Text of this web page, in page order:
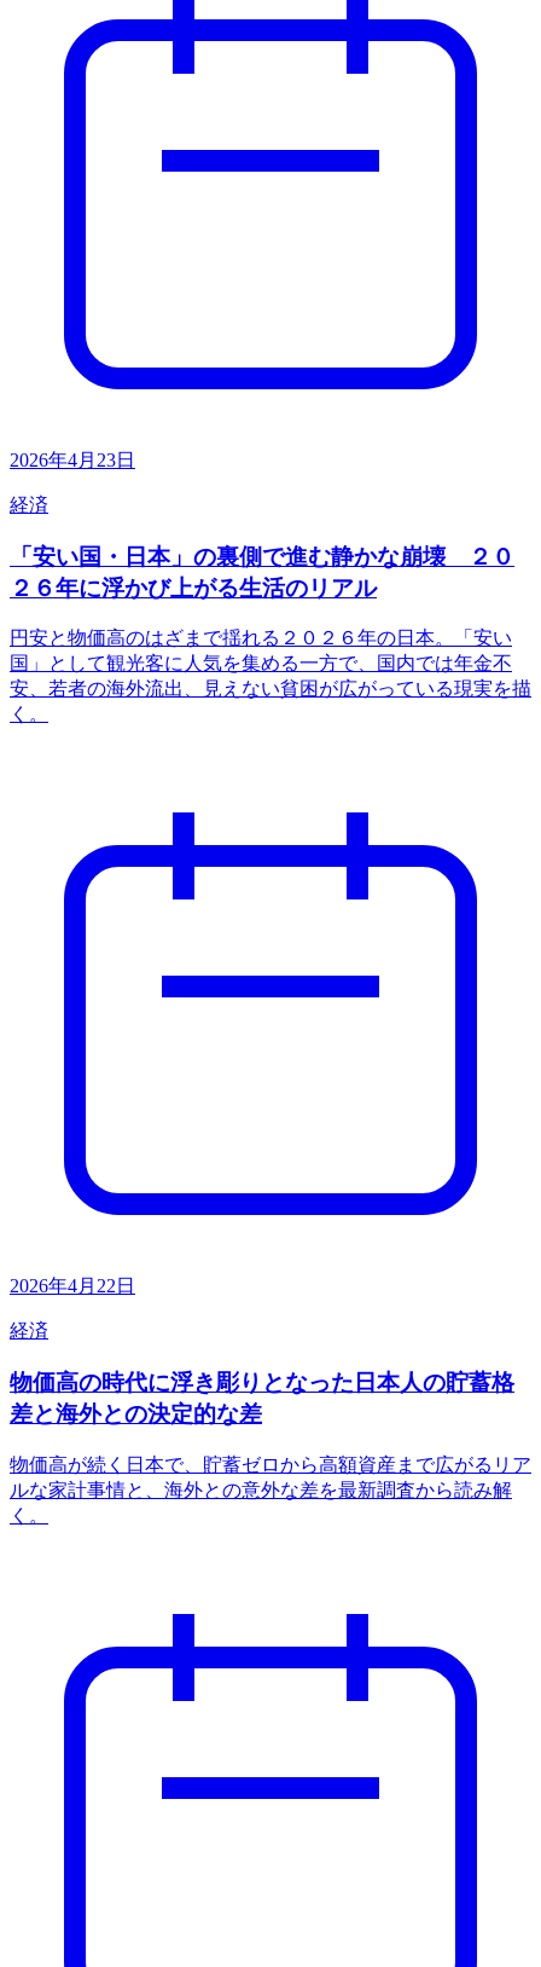
2026年4月23日
経済
「安い国・日本」の裏側で進む静かな崩壊 ２０
２６年に浮かび上がる生活のリアル
円安と物価高のはざまで揺れる２０２６年の日本。「安い
国」として観光客に人気を集める一方で、国内では年金不
安、若者の海外流出、見えない貧困が広がっている現実を描
く。
2026年4月22日
経済
物価高の時代に浮き彫りとなった日本人の貯蓄格
差と海外との決定的な差
物価高が続く日本で、貯蓄ゼロから高額資産まで広がるリア
ルな家計事情と、海外との意外な差を最新調査から読み解
く。